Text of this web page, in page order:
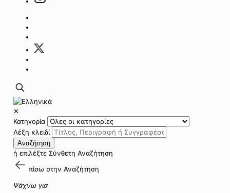
✕
Κατηγορία
Λέξη κλειδί
Αναζήτηση
ή επιλέξτε Σύνθετη Αναζήτηση
πίσω στην Αναζήτηση
Ψάχνω για